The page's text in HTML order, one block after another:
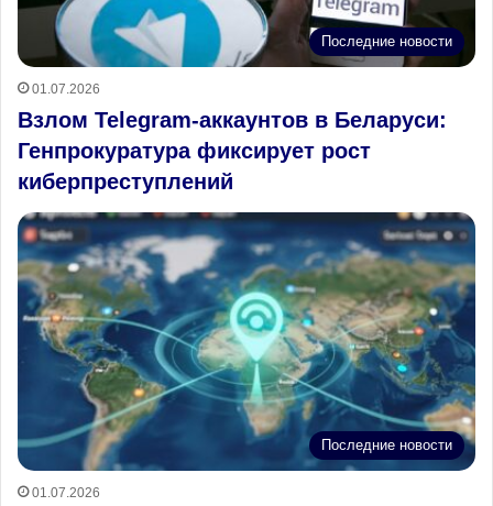
Последние новости
01.07.2026
Взлом Telegram‑аккаунтов в Беларуси:
Генпрокуратура фиксирует рост
киберпреступлений
Последние новости
01.07.2026